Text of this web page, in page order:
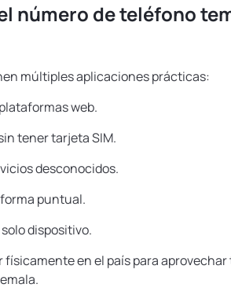
número de teléfono
múltiples aplicaciones prácticas:
web.
tener tarjeta SIM.
desconocidos.
puntual.
dispositivo.
en el país para aprovechar